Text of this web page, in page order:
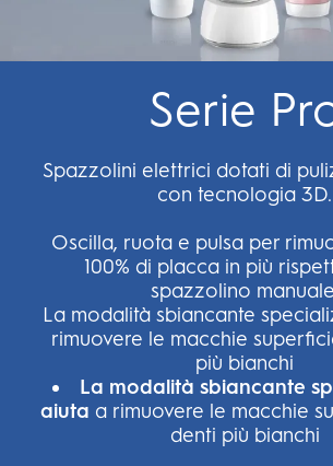
Serie
Spazzolini elettrici dotati di
con tecnologia 3D.
Oscilla, ruota e pulsa per
100% di placca in più
spazzolino
La modalità sbiancante
rimuovere le macchie
più bianchi
La modalità sbiancante
aiuta a rimuovere le macchie
denti più bianchi